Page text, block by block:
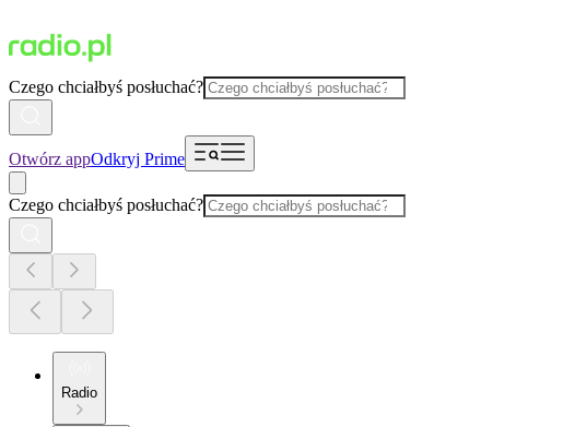
Czego chciałbyś posłuchać?
Otwórz appOdkryj Prime
Czego chciałbyś posłuchać?
Radio